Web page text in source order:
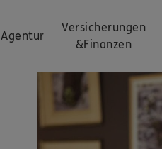
Agentur
Versicherungen
&Finanzen